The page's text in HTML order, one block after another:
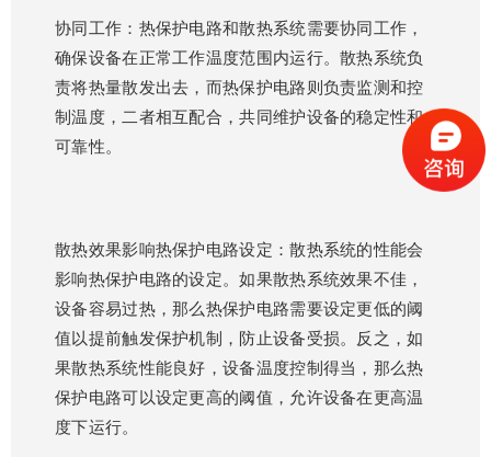
协同工作：热保护电路和散热系统需要协同工作，
确保设备在正常工作温度范围内运行。散热系统负
责将热量散发出去，而热保护电路则负责监测和控
制温度，二者相互配合，共同维护设备的稳定性和
可靠性。
散热效果影响热保护电路设定：散热系统的性能会
影响热保护电路的设定。如果散热系统效果不佳，
设备容易过热，那么热保护电路需要设定更低的阈
值以提前触发保护机制，防止设备受损。反之，如
果散热系统性能良好，设备温度控制得当，那么热
保护电路可以设定更高的阈值，允许设备在更高温
度下运行。